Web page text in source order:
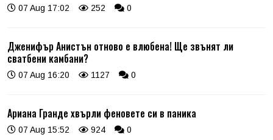
07 Aug 17:02 252 0
Дженифър Анистън отново е влюбена! Ще звънят ли
сватбени камбани?
07 Aug 16:20 1127 0
Ариана Гранде хвърли феновете си в паника
07 Aug 15:52 924 0